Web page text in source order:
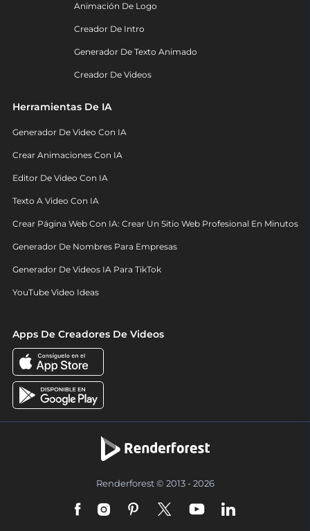
Animación De Logo
Creador De Intro
Generador De Texto Animado
Creador De Videos
Herramientas De IA
Generador De Video Con IA
Crear Animaciones Con IA
Editor De Video Con IA
Texto A Video Con IA
Crear Página Web Con IA: Crear Un Sitio Web Profesional En Minutos
Generador De Nombres Para Empresas
Generador De Videos IA Para TikTok
YouTube Video Ideas
Apps De Creadores De Videos
Renderforest © 2013 - 2026